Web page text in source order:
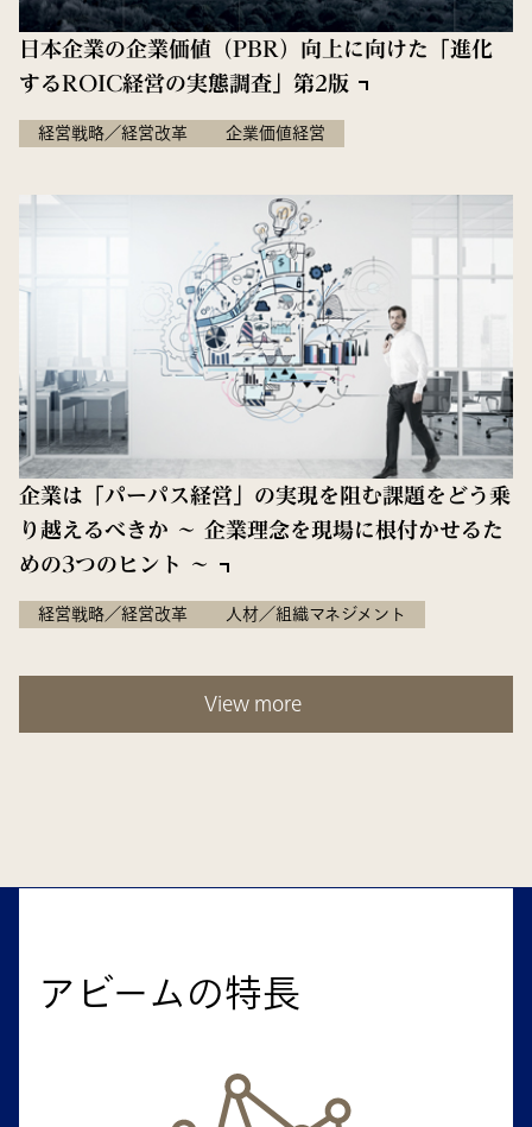
日本企業の企業価値（PBR）向上に向けた「進化
するROIC経営の実態調査」第2版
経営戦略／経営改革 企業価値経営
企業は「パーパス経営」の実現を阻む課題をどう乗
り越えるべきか 〜 企業理念を現場に根付かせるた
めの3つのヒント 〜
経営戦略／経営改革 人材／組織マネジメント
View more
アビームの特長